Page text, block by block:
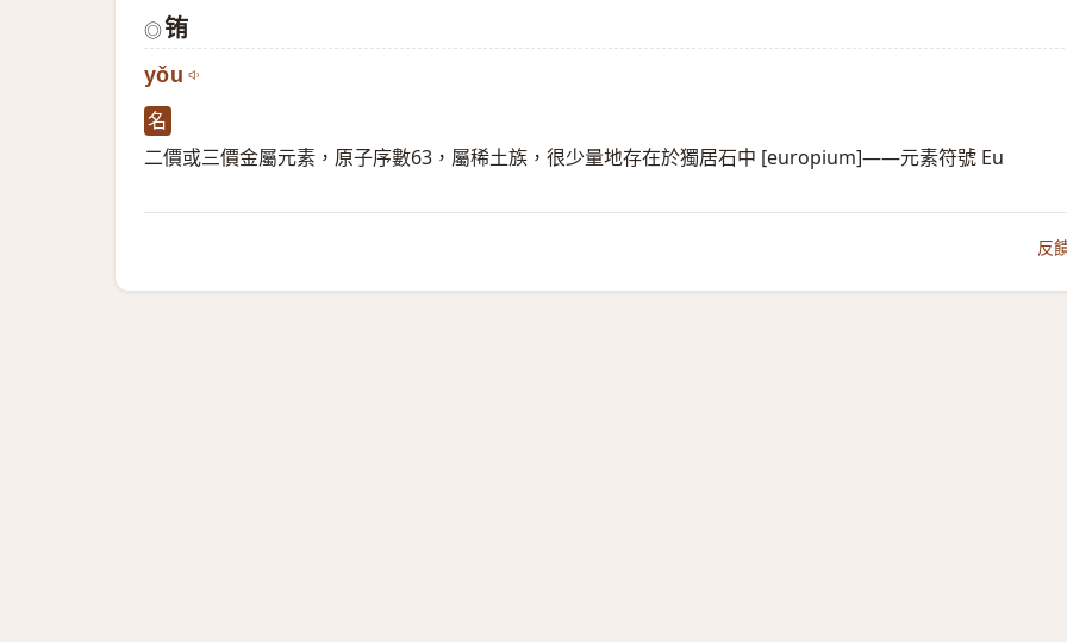
◎铕
yǒu
名
二價或三價金屬元素，原子序數63，屬稀土族，很少量地存在於獨居石中 [europium]——元素符號 Eu
反